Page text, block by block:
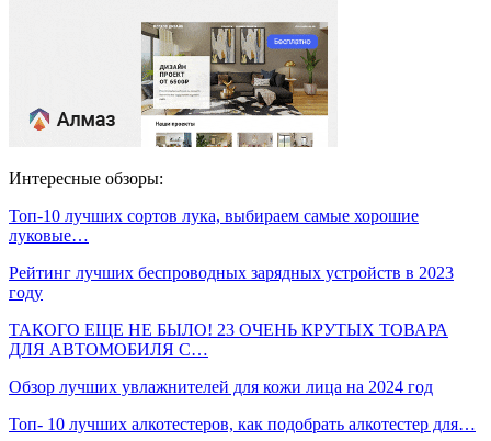
Интересные обзоры:
Топ-10 лучших сортов лука, выбираем самые хорошие
луковые…
Рейтинг лучших беспроводных зарядных устройств в 2023
году
ТАКОГО ЕЩЕ НЕ БЫЛО! 23 ОЧЕНЬ КРУТЫХ ТОВАРА
ДЛЯ АВТОМОБИЛЯ С…
Обзор лучших увлажнителей для кожи лица на 2024 год
Топ- 10 лучших алкотестеров, как подобрать алкотестер для…